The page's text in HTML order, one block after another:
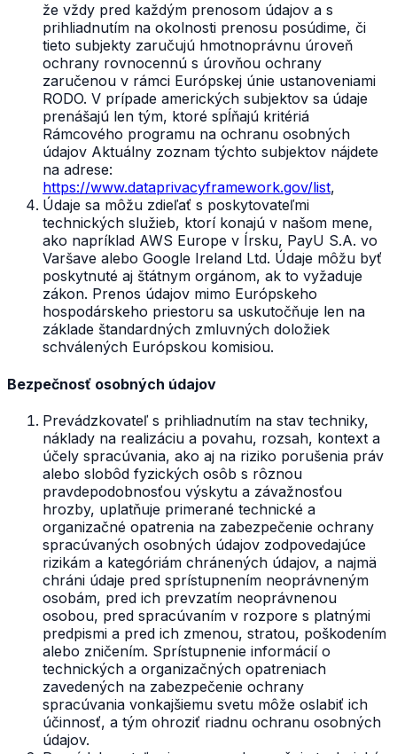
že vždy pred každým prenosom údajov a s
prihliadnutím na okolnosti prenosu posúdime, či
tieto subjekty zaručujú hmotnoprávnu úroveň
ochrany rovnocennú s úrovňou ochrany
zaručenou v rámci Európskej únie ustanoveniami
RODO. V prípade amerických subjektov sa údaje
prenášajú len tým, ktoré spĺňajú kritériá
Rámcového programu na ochranu osobných
údajov Aktuálny zoznam týchto subjektov nájdete
na adrese:
https://www.dataprivacyframework.gov/list,
Údaje sa môžu zdieľať s poskytovateľmi
technických služieb, ktorí konajú v našom mene,
ako napríklad AWS Europe v Írsku, PayU S.A. vo
Varšave alebo Google Ireland Ltd. Údaje môžu byť
poskytnuté aj štátnym orgánom, ak to vyžaduje
zákon. Prenos údajov mimo Európskeho
hospodárskeho priestoru sa uskutočňuje len na
základe štandardných zmluvných doložiek
schválených Európskou komisiou.
Bezpečnosť osobných údajov
Prevádzkovateľ s prihliadnutím na stav techniky,
náklady na realizáciu a povahu, rozsah, kontext a
účely spracúvania, ako aj na riziko porušenia práv
alebo slobôd fyzických osôb s rôznou
pravdepodobnosťou výskytu a závažnosťou
hrozby, uplatňuje primerané technické a
organizačné opatrenia na zabezpečenie ochrany
spracúvaných osobných údajov zodpovedajúce
rizikám a kategóriám chránených údajov, a najmä
chráni údaje pred sprístupnením neoprávneným
osobám, pred ich prevzatím neoprávnenou
osobou, pred spracúvaním v rozpore s platnými
predpismi a pred ich zmenou, stratou, poškodením
alebo zničením. Sprístupnenie informácií o
technických a organizačných opatreniach
zavedených na zabezpečenie ochrany
spracúvania vonkajšiemu svetu môže oslabiť ich
účinnosť, a tým ohroziť riadnu ochranu osobných
údajov.